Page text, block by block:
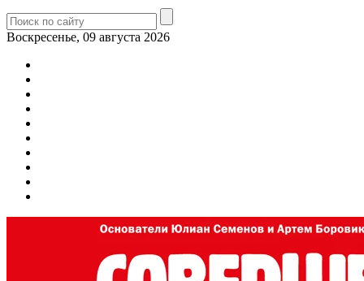
Воскресенье, 09 августа 2026